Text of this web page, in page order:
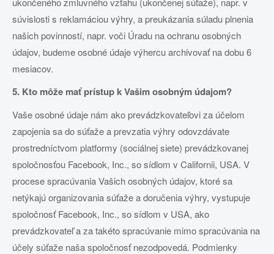
súvislosti s reklamáciou výhry, a preukázania súladu plnenia
našich povinností, napr. voči Úradu na ochranu osobných
údajov, budeme osobné údaje výhercu archivovať na dobu 6
mesiacov.
5. Kto môže mať prístup k Vašim osobným údajom?
Vaše osobné údaje nám ako prevádzkovateľovi za účelom
zapojenia sa do súťaže a prevzatia výhry odovzdávate
prostredníctvom platformy (sociálnej siete) prevádzkovanej
spoločnosťou Facebook, Inc., so sídlom v Californii, USA. V
procese spracúvania Vašich osobných údajov, ktoré sa
netýkajú organizovania súťaže a doručenia výhry, vystupuje
spoločnosť Facebook, Inc., so sídlom v USA, ako
prevádzkovateľ a za takéto spracúvanie mimo spracúvania na
účely súťaže naša spoločnosť nezodpovedá. Podmienky